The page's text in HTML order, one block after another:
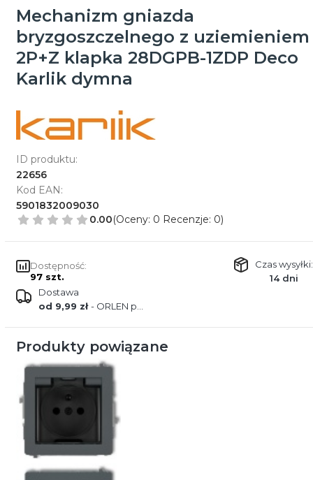
Mechanizm gniazda
bryzgoszczelnego z uziemieniem
2P+Z klapka 28DGPB-1ZDP Deco
Karlik dymna
ID produktu:
22656
Kod EAN:
5901832009030
0.00(Oceny: 0 Recenzje: 0)
Dostępność:
97 szt.
Czas wysyłki:
14 dni
Dostawa
od 9,99 zł- ORLEN paczka
Produkty powiązane